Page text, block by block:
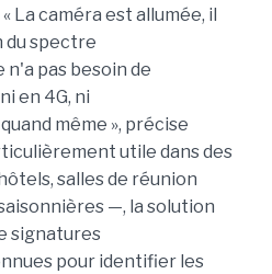
La caméra est allumée, il
spectre
pas besoin de
en 4G, ni
même », précise
utile dans des
salles de réunion
—, la solution
signatures
pour identifier les